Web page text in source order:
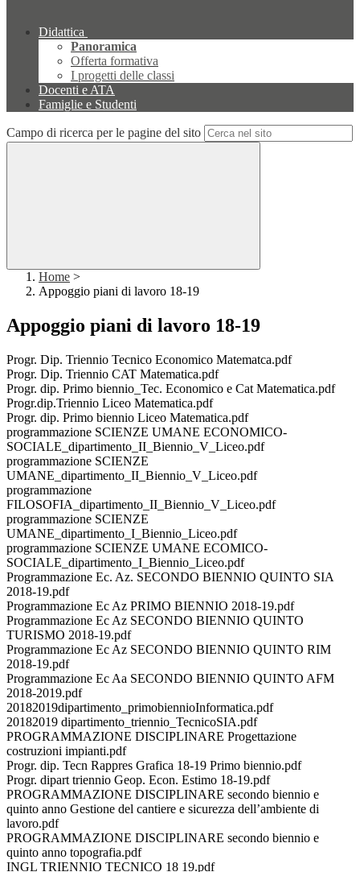
Didattica
Panoramica
Offerta formativa
I progetti delle classi
Docenti e ATA
Famiglie e Studenti
Campo di ricerca per le pagine del sito
Home >
Appoggio piani di lavoro 18-19
Appoggio piani di lavoro 18-19
Progr. Dip. Triennio Tecnico Economico Matematca.pdf
Progr. Dip. Triennio CAT Matematica.pdf
Progr. dip. Primo biennio_Tec. Economico e Cat Matematica.pdf
Progr.dip.Triennio Liceo Matematica.pdf
Progr. dip. Primo biennio Liceo Matematica.pdf
programmazione SCIENZE UMANE ECONOMICO-
SOCIALE_dipartimento_II_Biennio_V_Liceo.pdf
programmazione SCIENZE
UMANE_dipartimento_II_Biennio_V_Liceo.pdf
programmazione
FILOSOFIA_dipartimento_II_Biennio_V_Liceo.pdf
programmazione SCIENZE
UMANE_dipartimento_I_Biennio_Liceo.pdf
programmazione SCIENZE UMANE ECOMICO-
SOCIALE_dipartimento_I_Biennio_Liceo.pdf
Programmazione Ec. Az. SECONDO BIENNIO QUINTO SIA
2018-19.pdf
Programmazione Ec Az PRIMO BIENNIO 2018-19.pdf
Programmazione Ec Az SECONDO BIENNIO QUINTO
TURISMO 2018-19.pdf
Programmazione Ec Az SECONDO BIENNIO QUINTO RIM
2018-19.pdf
Programmazione Ec Aa SECONDO BIENNIO QUINTO AFM
2018-2019.pdf
20182019dipartimento_primobiennioInformatica.pdf
20182019 dipartimento_triennio_TecnicoSIA.pdf
PROGRAMMAZIONE DISCIPLINARE Progettazione
costruzioni impianti.pdf
Progr. dip. Tecn Rappres Grafica 18-19 Primo biennio.pdf
Progr. dipart triennio Geop. Econ. Estimo 18-19.pdf
PROGRAMMAZIONE DISCIPLINARE secondo biennio e
quinto anno Gestione del cantiere e sicurezza dell’ambiente di
lavoro.pdf
PROGRAMMAZIONE DISCIPLINARE secondo biennio e
quinto anno topografia.pdf
INGL TRIENNIO TECNICO 18 19.pdf